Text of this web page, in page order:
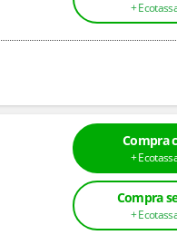
Compra
Compra